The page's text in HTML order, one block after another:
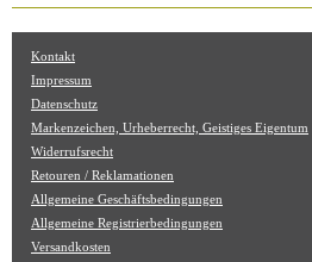
Kontakt
Impressum
Datenschutz
Markenzeichen, Urheberrecht, Geistiges Eigentum
Widerrufsrecht
Retouren / Reklamationen
Allgemeine Geschäftsbedingungen
Allgemeine Registrierbedingungen
Versandkosten